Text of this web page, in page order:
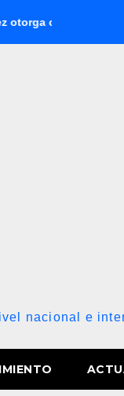
de 1.000
nacional e